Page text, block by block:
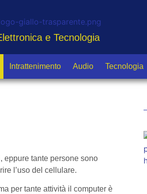
e Tecnologia
Intrattenimento Audio Tecnologia
eppure tante persone sono
l’uso del cellulare.
per tante attività il computer è